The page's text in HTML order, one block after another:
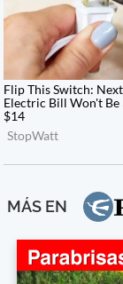
MÁS EN